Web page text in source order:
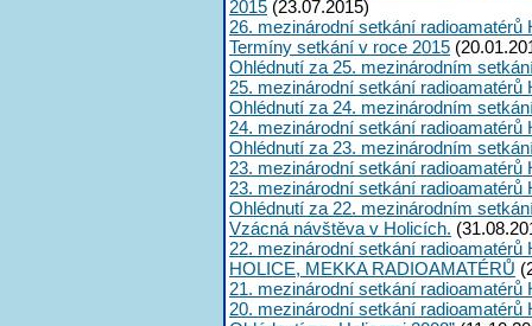
2015 (23.07.2015)
26. mezinárodní setkání radioamatérů
Termíny setkání v roce 2015
Ohlédnutí za 25. mezinárodním
25. mezinárodní setkání radioamatérů
Ohlédnutí za 24. mezinárodním
24. mezinárodní setkání radioamatérů
Ohlédnutí za 23. mezinárodním
23. mezinárodní setkání
23. mezinárodní setkání radioamatérů
Ohlédnutí za 22. mezinárodním
Vzácná návštěva v Holicích.
22. mezinárodní setkání
HOLICE, MEKKA RADIOAMATÉRŮ
21. mezinárodní setkání radioamatérů
20. mezinárodní setkání radioamatérů